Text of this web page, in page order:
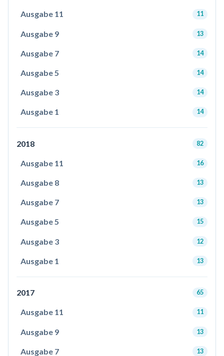
Ausgabe 11 11
Ausgabe 9 13
Ausgabe 7 14
Ausgabe 5 14
Ausgabe 3 14
Ausgabe 1 14
2018 82
Ausgabe 11 16
Ausgabe 8 13
Ausgabe 7 13
Ausgabe 5 15
Ausgabe 3 12
Ausgabe 1 13
2017 65
Ausgabe 11 11
Ausgabe 9 13
Ausgabe 7 13